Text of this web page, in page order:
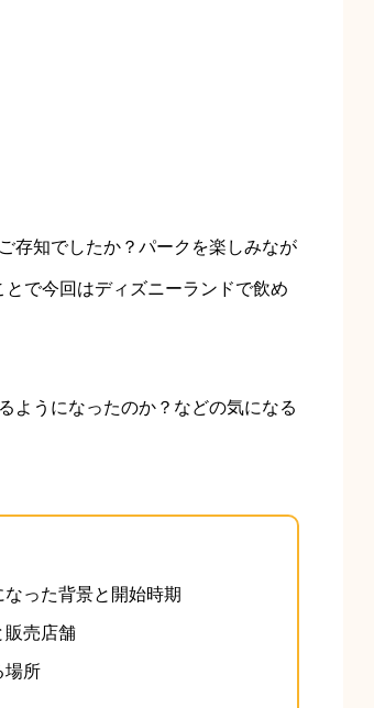
存知でしたか？パークを楽しみなが
で今回はディズニーランドで飲め
ようになったのか？などの気になる
った背景と開始時期
販売店舗
場所